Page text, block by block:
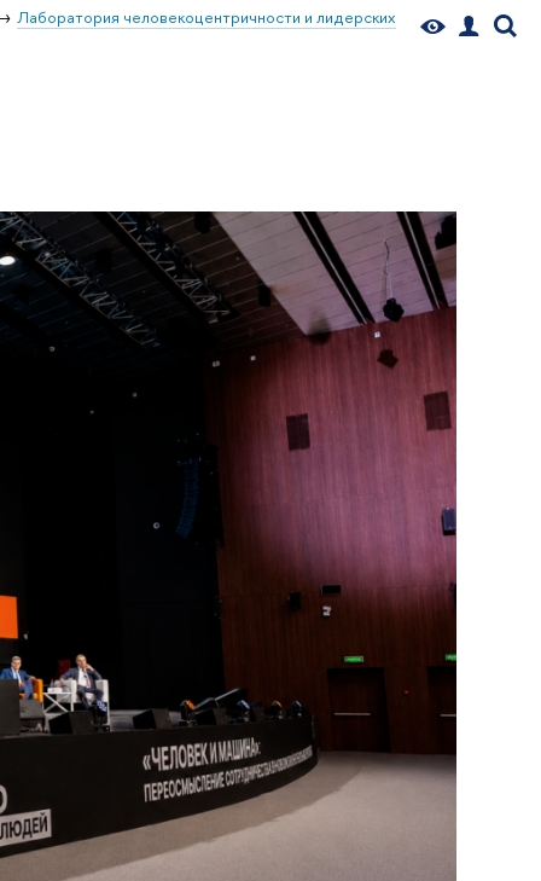
Лаборатория человекоцентричности и лидерских